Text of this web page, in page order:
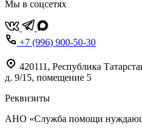
Мы в соцсетях
+7 (996) 900-50-30
420111 , Республика
д. 9/15, помещение 5
Реквизиты
АНО «Служба помощи